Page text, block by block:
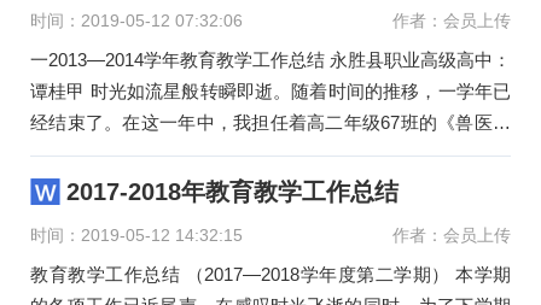
时间：2019-05-12 07:32:06 作者：会员上传
一2013—2014学年教育教学工作总结 永胜县职业高级高中：
谭桂甲 时光如流星般转瞬即逝。随着时间的推移，一学年已
经结束了。在这一年中，我担任着高二年级67班的《兽医基
础》的教
2017-2018年教育教学工作总结
时间：2019-05-12 14:32:15 作者：会员上传
教育教学工作总结 （2017—2018学年度第二学期） 本学期